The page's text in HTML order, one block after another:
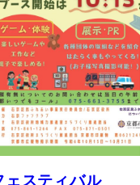
スティバル